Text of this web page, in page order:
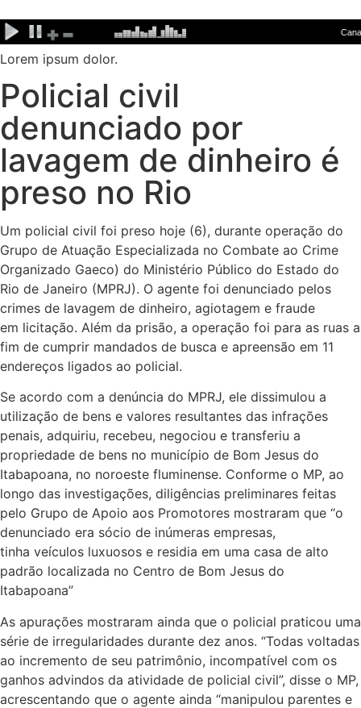
para
o
conteúdo
Lorem ipsum dolor.
Policial civil
denunciado por
lavagem de dinheiro é
preso no Rio
Um policial civil foi preso hoje (6), durante operação do
Grupo de Atuação Especializada no Combate ao Crime
Organizado Gaeco) do Ministério Público do Estado do
Rio de Janeiro (MPRJ). O agente foi denunciado pelos
crimes de lavagem de dinheiro, agiotagem e fraude
em licitação. Além da prisão, a operação foi para as ruas a
fim de cumprir mandados de busca e apreensão em 11
endereços ligados ao policial.
Se acordo com a denúncia do MPRJ, ele dissimulou a
utilização de bens e valores resultantes das infrações
penais, adquiriu, recebeu, negociou e transferiu a
propriedade de bens no município de Bom Jesus do
Itabapoana, no noroeste fluminense. Conforme o MP, ao
longo das investigações, diligências preliminares feitas
pelo Grupo de Apoio aos Promotores mostraram que “o
denunciado era sócio de inúmeras empresas,
tinha veículos luxuosos e residia em uma casa de alto
padrão localizada no Centro de Bom Jesus do
Itabapoana”
As apurações mostraram ainda que o policial praticou uma
série de irregularidades durante dez anos. “Todas voltadas
ao incremento de seu patrimônio, incompatível com os
ganhos advindos da atividade de policial civil”, disse o MP,
acrescentando que o agente ainda “manipulou parentes e